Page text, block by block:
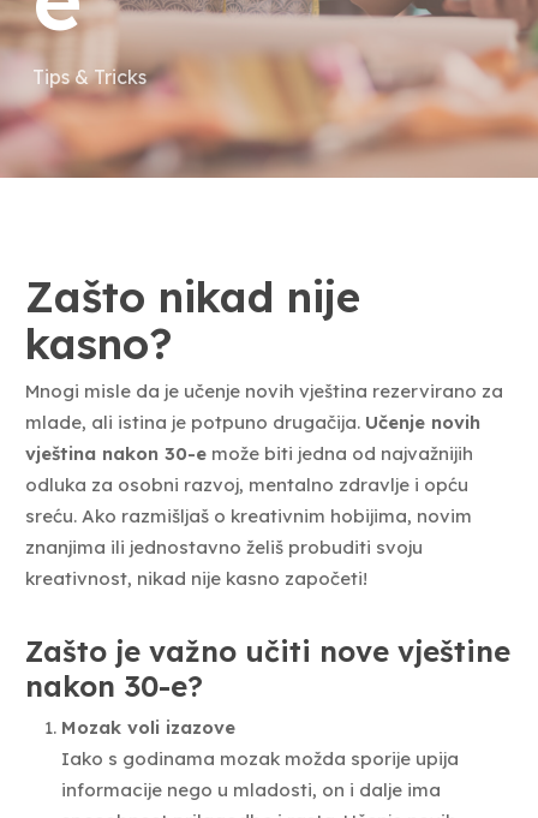
Tips & Tricks
Zašto nikad nije
kasno?
Mnogi misle da je učenje novih vještina rezervirano za
mlade, ali istina je potpuno drugačija. Učenje novih
vještina nakon 30-e može biti jedna od najvažnijih
odluka za osobni razvoj, mentalno zdravlje i opću
sreću. Ako razmišljaš o kreativnim hobijima, novim
znanjima ili jednostavno želiš probuditi svoju
kreativnost, nikad nije kasno započeti!
Zašto je važno učiti nove vještine
nakon 30-e?
Mozak voli izazove
Iako s godinama mozak možda sporije upija
informacije nego u mladosti, on i dalje ima